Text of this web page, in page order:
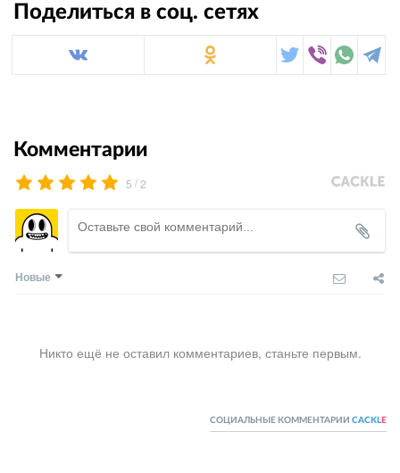
Поделиться в соц. сетях
Комментарии
5 /2
Новые
Никто ещё не оставил комментариев, станьте первым.
СОЦИАЛЬНЫЕ КОММЕНТАРИИ CACKL E